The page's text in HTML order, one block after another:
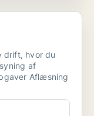
i Aarhu...
drift, hvor du
af